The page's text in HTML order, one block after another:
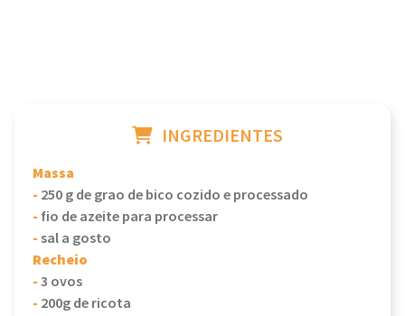
INGREDIENTES
Massa
- 250 g de grao de bico cozido e processado
- fio de azeite para processar
- sal a gosto
Recheio
-3 ovos
- 200g de ricota